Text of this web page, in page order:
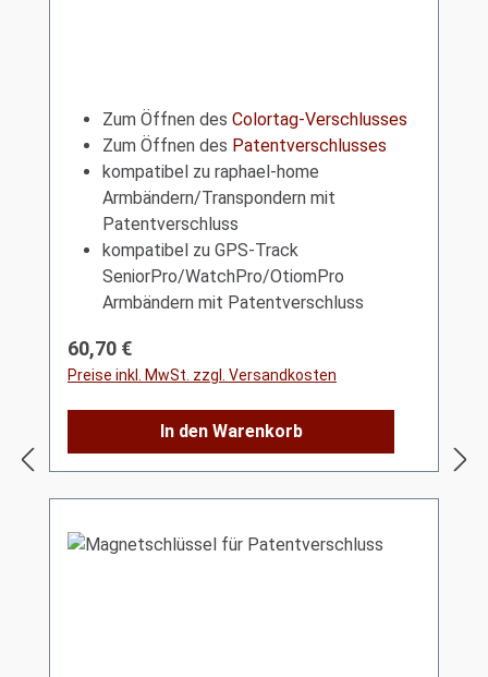
Zum Öffnen des Colortag-Verschlusses
Zum Öffnen des Patentverschlusses
kompatibel zu raphael-home
Armbändern/Transpondern mit
Patentverschluss
kompatibel zu GPS-Track
SeniorPro/WatchPro/OtiomPro
Armbändern mit Patentverschluss
Regulärer Preis:
60,70 €
Preise inkl. MwSt. zzgl. Versandkosten
In den Warenkorb